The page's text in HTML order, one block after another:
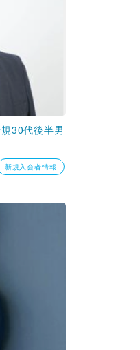
30代後半男
新規入会者情報